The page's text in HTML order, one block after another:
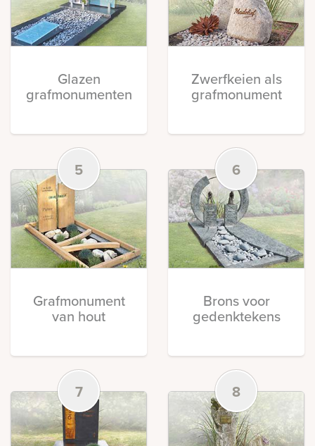
Glazen
grafmonumenten
Zwerfkeien als
grafmonument
5
Grafmonument
van hout
6
Brons voor
gedenktekens
7 8